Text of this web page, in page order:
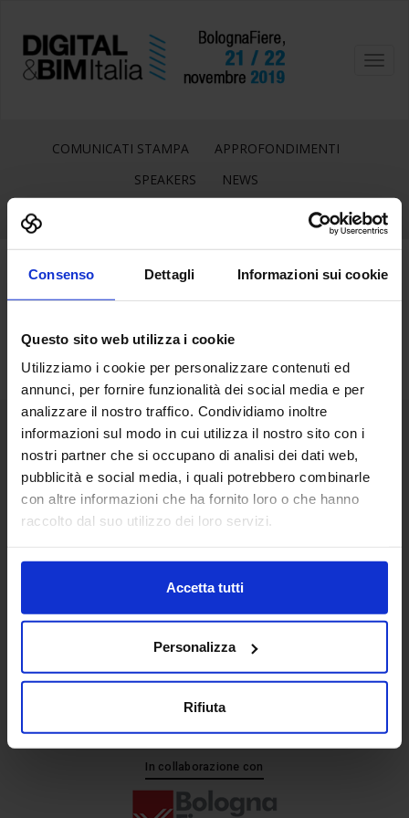
Consenso Dettagli Informazioni sui cookie
Questo sito web utilizza i cookie
Utilizziamo i cookie per personalizzare contenuti ed
annunci, per fornire funzionalità dei social media e per
analizzare il nostro traffico. Condividiamo inoltre
informazioni sul modo in cui utilizza il nostro sito con i
nostri partner che si occupano di analisi dei dati web,
pubblicità e social media, i quali potrebbero combinarle
con altre informazioni che ha fornito loro o che hanno
raccolto dal suo utilizzo dei loro servizi.
Accetta tutti
Personalizza
Rifiuta
COMUNICATI STAMPA
APPROFONDIMENTI
SPEAKERS
NEWS
Senaf srl
+ 39 051.325511
+ 39 02.332039460
In collaborazione con